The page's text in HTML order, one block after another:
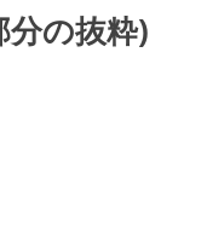
の抜粋)